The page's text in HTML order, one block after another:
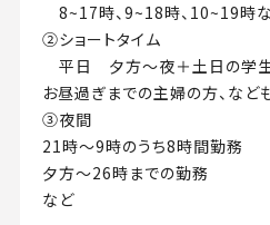
8~17時、9~18時、10~19時
②ショートタイム
平日 夕方～夜＋土日の学生
お昼過ぎまでの主婦の方、な
③夜間
21時～9時のうち8時間勤務
夕方～26時までの勤務
など